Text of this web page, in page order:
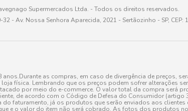
Supermercados Ltda. - Todos os direitos reservados.
32 - Av. Nossa Senhora Aparecida, 2021 - Sertãozinho - SP, CEP:
as compras, em caso de divergência de preços,
física. Lembrando que os preços podem sofrer alterações
por meio do e-commerce. O valor total da compra será
de acordo com o Código de Defesa do Consumidor (artigo 39
do faturamento, já os produtos que serão enviados aos
e o valor do item não será cobrado. As fotos dos produtos